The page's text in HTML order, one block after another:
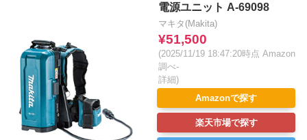
電源ユニット A-69098
マキタ(Makita)
¥51,500
(2025/11/19 18:47:20時点 Amazon
調べ-
詳細)
Amazonで探す
楽天市場で探す